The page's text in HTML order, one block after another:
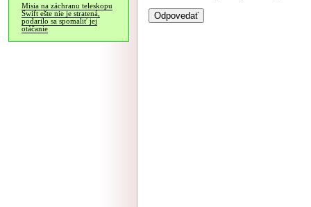
Misia na záchranu teleskopu
Swift ešte nie je stratená,
podarilo sa spomaliť jej
otáčanie